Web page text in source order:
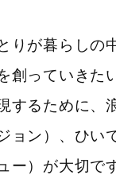
りが暮らしの
創っていきた
するために、
ョン）、ひい
ー）が大切で